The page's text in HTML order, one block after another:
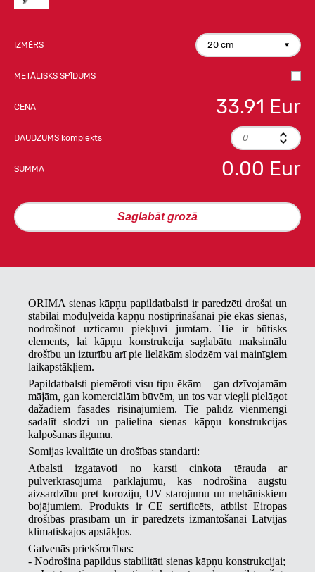
IZMĒRS 20 cm
METĀLISKS SPĪDUMS
CENA 33.91 Eur
DAUDZUMS komplekts
SUMMA 0.00 Eur
Saglabāt grozā
ORIMA sienas kāpņu papildatbalsti ir paredzēti drošai un
stabilai moduļveida kāpņu nostiprināšanai pie ēkas sienas,
nodrošinot uzticamu piekļuvi jumtam. Tie ir būtisks
elements, lai kāpņu konstrukcija saglabātu maksimālu
drošību un izturību arī pie lielākām slodzēm vai mainīgiem
laikapstākļiem.
Papildatbalsti piemēroti visu tipu ēkām – gan dzīvojamām
mājām, gan komerciālām būvēm, un tos var viegli pielāgot
dažādiem fasādes risinājumiem. Tie palīdz vienmērīgi
sadalīt slodzi un palielina sienas kāpņu konstrukcijas
kalpošanas ilgumu.
Somijas kvalitāte un drošības standarti:
Atbalsti izgatavoti no karsti cinkota tērauda ar
pulverkrāsojuma pārklājumu, kas nodrošina augstu
aizsardzību pret koroziju, UV starojumu un mehāniskiem
bojājumiem. Produkts ir CE sertificēts, atbilst Eiropas
drošības prasībām un ir paredzēts izmantošanai Latvijas
klimatiskajos apstākļos.
Galvenās priekšrocības:
- Nodrošina papildus stabilitāti sienas kāpņu konstrukcijai;